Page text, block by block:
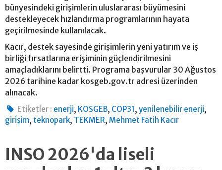
bünyesindeki girişimlerin uluslararası büyümesini
destekleyecek hızlandırma programlarının hayata
geçirilmesinde kullanılacak.
Kacır, destek sayesinde girişimlerin yeni yatırım ve iş
birliği fırsatlarına erişiminin güçlendirilmesini
amaçladıklarını belirtti. Programa başvurular 30 Ağustos
2026 tarihine kadar kosgeb.gov.tr adresi üzerinden
alınacak.
Etiketler : enerji, KOSGEB, COP31,yenilenebilir enerji,
girişim, teknopark, TEKMER, Mehmet Fatih Kacır
INSO 2026'da liseli